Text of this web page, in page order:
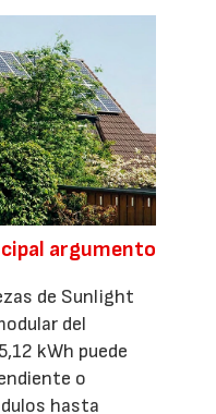
argumento
de Sunlight
del
kWh puede
o
hasta